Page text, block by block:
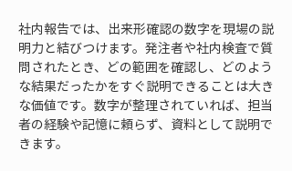
社内報告では、出来形確認の数字を現場の説
明力と結びつけます。発注者や社内検査で質
問されたとき、どの範囲を確認し、どのよう
な結果だったかをすぐ説明できることは大き
な価値です。数字が整理されていれば、担当
者の経験や記憶に頼らず、資料として説明で
きます。